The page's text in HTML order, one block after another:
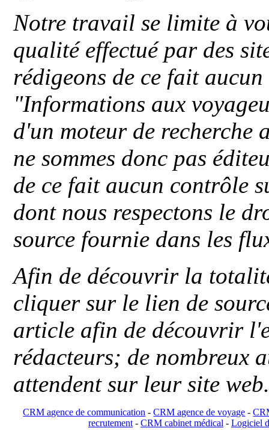
Notre travail se limite à
qualité effectué par des
rédigeons de ce fait
"Informations aux
d'un moteur de recherche
ne sommes donc pas
de ce fait aucun contrôle
dont nous respectons le
source fournie dans les
Afin de découvrir la
cliquer sur le lien de
article afin de découvrir
rédacteurs; de nombreux
attendent sur leur site
CRM agence de communication -CRM agence de voyage -
recrutement- CRM cabinet médical- Logiciel